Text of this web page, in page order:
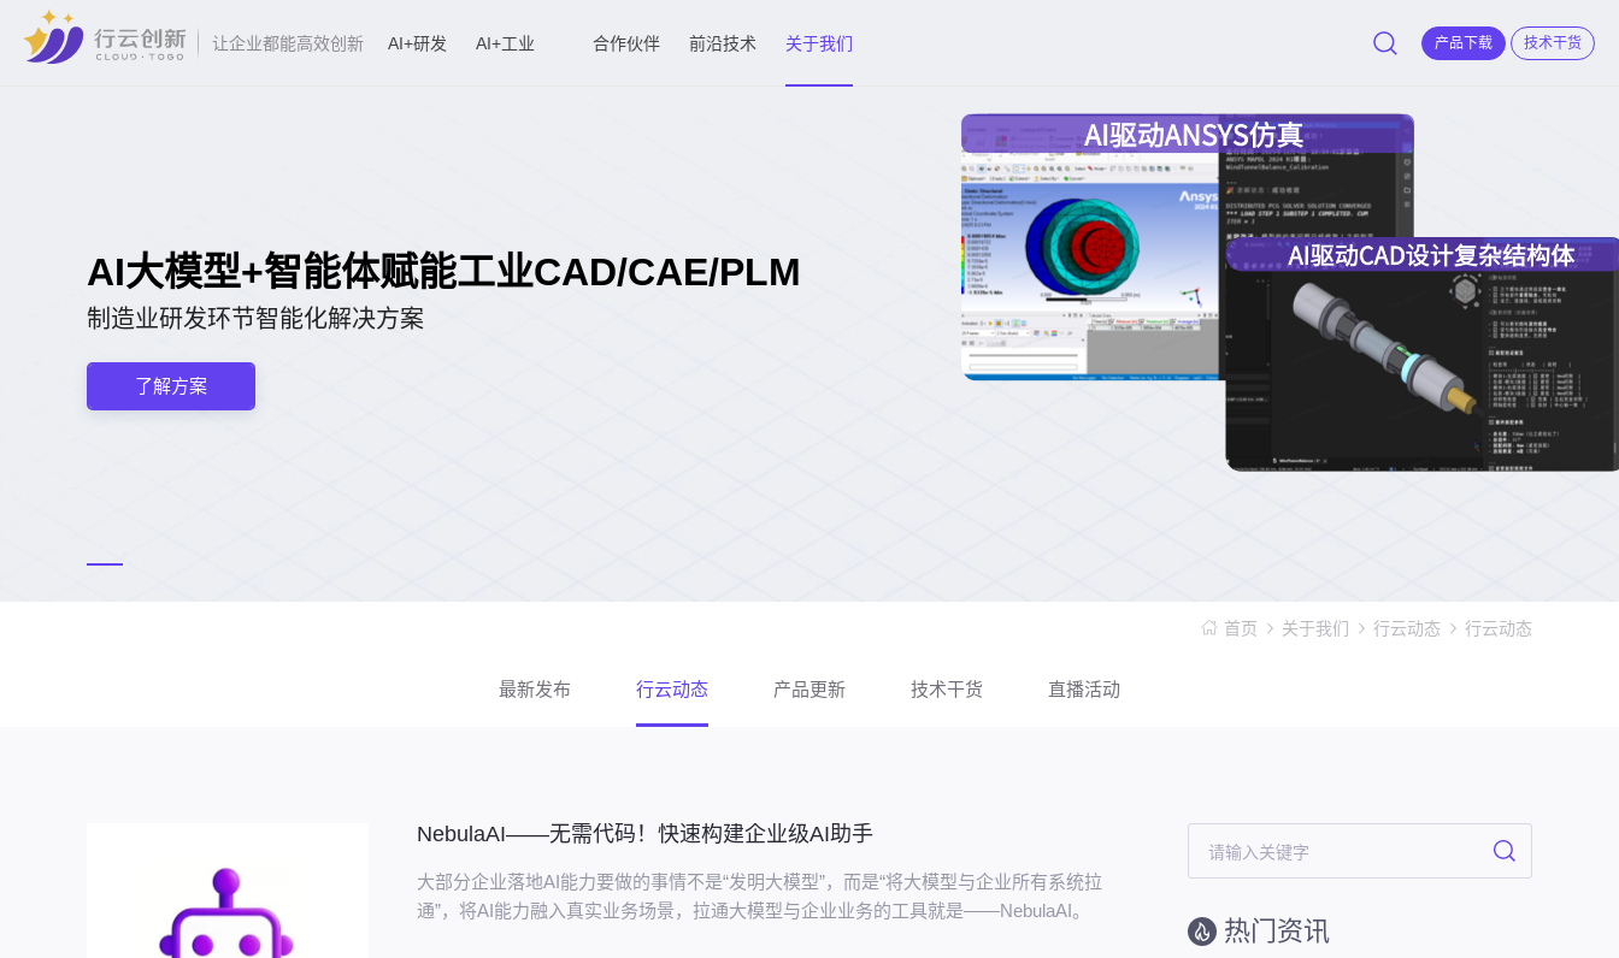
让企业都能高效创新 产品下载 技术干货
AI+研发 AI+工业 合作伙伴 前沿技术 关于我们
AI大模型+智能体赋能工业CAD/CAE/PLM
制造业研发环节智能化解决方案
了解方案
首页 关于我们 行云动态 行云动态
最新发布 行云动态 产品更新 技术干货 直播活动
NebulaAI——无需代码！快速构建企业级AI助手
大部分企业落地AI能力要做的事情不是“发明大模型”，而是“将大模型与企业所有系统拉
通”，将AI能力融入真实业务场景，拉通大模型与企业业务的工具就是——NebulaAI。
热门资讯